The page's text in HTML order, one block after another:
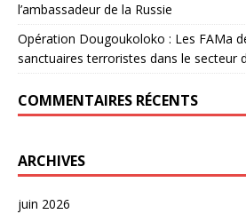
l’ambassadeur de la Russie
Opération Dougoukoloko : Les FAMa
sanctuaires terroristes dans le secteur
COMMENTAIRES RÉCENTS
ARCHIVES
juin 2026